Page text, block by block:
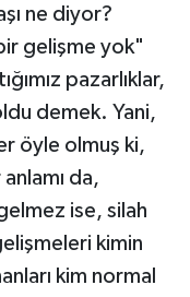
ne diyor?
gelişme yok"
pazarlıklar,
demek. Yani,
öyle olmuş ki,
da,
ise, silah
kimin
kim normal